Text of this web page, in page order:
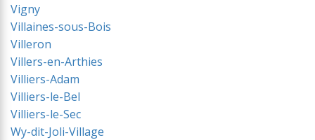
Vigny
Villaines-sous-Bois
Villeron
Villers-en-Arthies
Villiers-Adam
Villiers-le-Bel
Villiers-le-Sec
Wy-dit-Joli-Village